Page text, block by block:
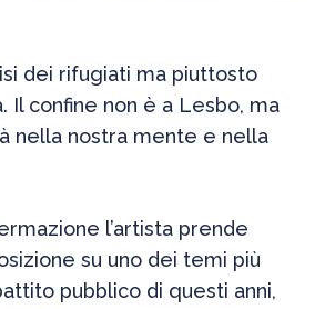
dei rifugiati ma piuttosto
Il confine non è a Lesbo, ma
nella nostra mente e nella
l’artista prende
su uno dei temi più
pubblico di questi anni,